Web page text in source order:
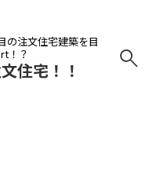
の注文住宅建築を目
！？
住宅！！